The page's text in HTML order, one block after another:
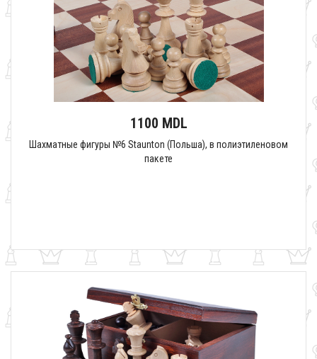
1100 MDL
Шахматные фигуры №6 Staunton (Польша), в полиэтиленовом
пакете